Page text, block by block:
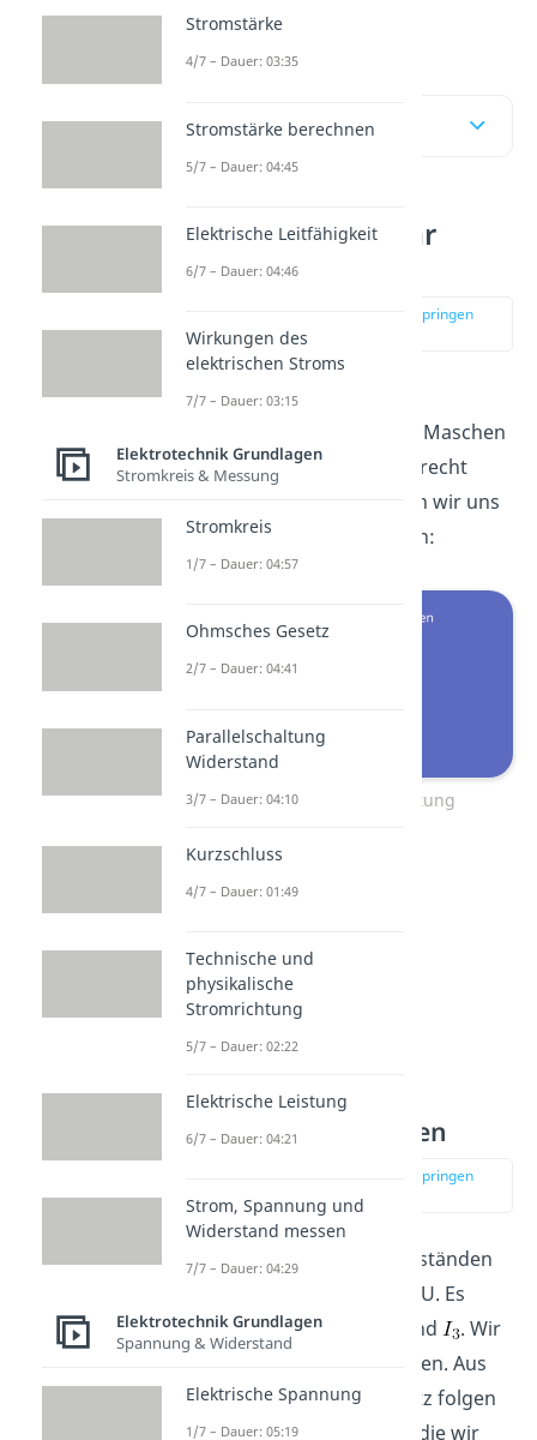
man sie berechnet.
Inhaltsübersicht
Bedeutung „linear
unabhängig“
zur Stelle im Video springen
(00:14)
Aber was bedeutet „linear
unabhängig“ in Bezug auf Maschen
überhaupt? Das lässt sich recht
schnell beantworten, wenn wir uns
diese Schaltung anschauen:
Beispiel für eine Schaltung
Aufstellen der
Maschengleichungen
zur Stelle im Video springen
Sie besteht aus drei Widerständen
und der Spannungsquelle U. Es
fließen die Ströme
und
. Wir
definieren nun drei Maschen. Aus
dem Kirchhoffschen Gesetz folgen
die Maschengleichungen, die wir
Stromstärke
4/7 – Dauer: 03:35
Stromstärke berechnen
5/7 – Dauer: 04:45
Elektrische Leitfähigkeit
6/7 – Dauer: 04:46
Wirkungen des
elektrischen Stroms
7/7 – Dauer: 03:15
Elektrotechnik Grundlagen
Stromkreis & Messung
Stromkreis
1/7 – Dauer: 04:57
Ohmsches Gesetz
2/7 – Dauer: 04:41
Parallelschaltung
Widerstand
3/7 – Dauer: 04:10
Kurzschluss
4/7 – Dauer: 01:49
Technische und
physikalische
Stromrichtung
5/7 – Dauer: 02:22
Elektrische Leistung
6/7 – Dauer: 04:21
Strom, Spannung und
Widerstand messen
7/7 – Dauer: 04:29
Elektrotechnik Grundlagen
Spannung & Widerstand
Elektrische Spannung
1/7 – Dauer: 05:19